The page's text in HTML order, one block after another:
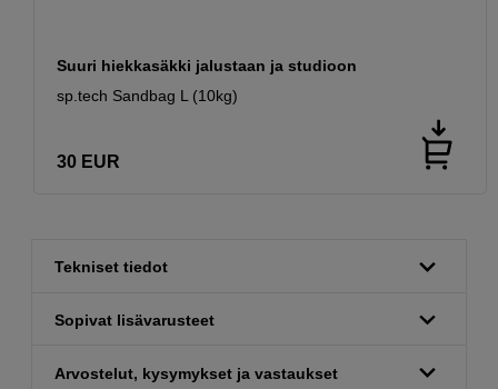
Suuri hiekkasäkki jalustaan ja studioon
sp.tech Sandbag L (10kg)
30 EUR
Tekniset tiedot
Sopivat lisävarusteet
Arvostelut, kysymykset ja vastaukset